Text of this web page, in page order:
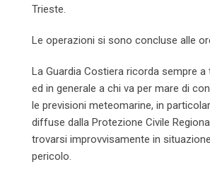
Trieste.
Le operazioni si sono concluse alle
La Guardia Costiera ricorda sempre
ed in generale a chi va per mare di
le previsioni meteomarine, in
diffuse dalla Protezione Civile
trovarsi improvvisamente in
pericolo.